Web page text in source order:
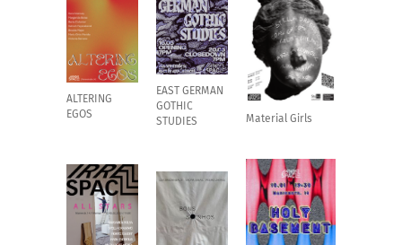
ALTERING
EGOS
EAST GERMAN
GOTHIC
STUDIES
Material Girls